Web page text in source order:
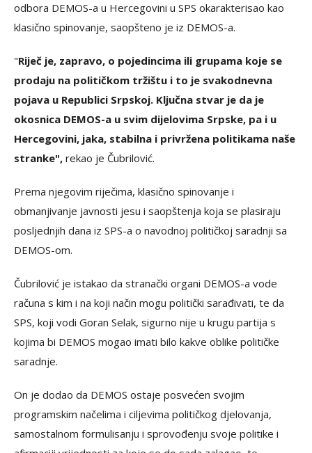
odbora DEMOS-a u Hercegovini u SPS okarakterisao kao
klasično spinovanje, saopšteno je iz DEMOS-a.
"Riječ je, zapravo, o pojedincima ili grupama koje se
prodaju na političkom tržištu i to je svakodnevna
pojava u Republici Srpskoj. Ključna stvar je da je
okosnica DEMOS-a u svim dijelovima Srpske, pa i u
Hercegovini, jaka, stabilna i privržena politikama naše
stranke", rekao je Čubrilović.
Prema njegovim riječima, klasično spinovanje i
obmanjivanje javnosti jesu i saopštenja koja se plasiraju
posljednjih dana iz SPS-a o navodnoj političkoj saradnji sa
DEMOS-om.
Čubrilović je istakao da stranački organi DEMOS-a vode
računa s kim i na koji način mogu politički sarađivati, te da
SPS, koji vodi Goran Selak, sigurno nije u krugu partija s
kojima bi DEMOS mogao imati bilo kakve oblike političke
saradnje.
On je dodao da DEMOS ostaje posvećen svojim
programskim načelima i ciljevima političkog djelovanja,
samostalnom formulisanju i sprovođenju svoje politike i